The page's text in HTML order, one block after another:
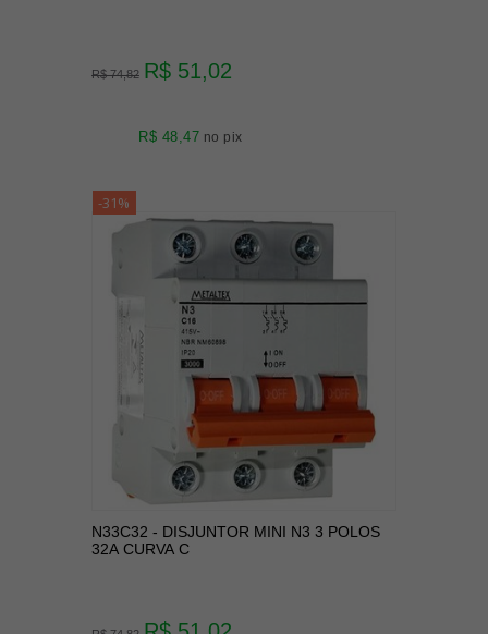
R$ 74,82 R$ 51,02
R$ 48,47 no pix
-31%
N33C32 - DISJUNTOR MINI N3 3 POLOS
32A CURVA C